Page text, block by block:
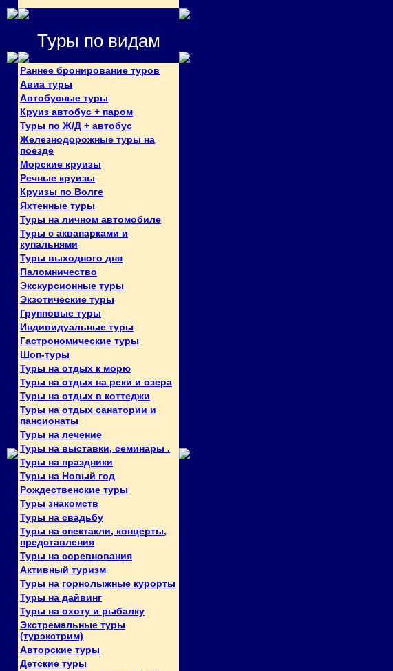
Туры по видам
Раннее бронирование туров
Авиа туры
Автобусные туры
Круиз автобус + паром
Туры по Ж/Д + автобус
Железнодорожные туры на
поезде
Морские круизы
Речные круизы
Круизы по Волге
Яхтенные туры
Туры на личном автомобиле
Туры с аквапарками и
купальнями
Туры выходного дня
Паломничество
Экскурсионные туры
Экзотические туры
Групповые туры
Индивидуальные туры
Гастрономические туры
Шоп-туры
Туры на отдых к морю
Туры на отдых на реки и озера
Туры на отдых в коттеджи
Туры на отдых санатории и
пансионаты
Туры на лечение
Туры на выставки, семинары .
Туры на праздники
Туры на Новый год
Рождественские туры
Туры знакомств
Туры на свадьбу
Туры на спектакли, концерты,
представления
Туры на соревнования
Активный туризм
Туры на горнолыжные курорты
Туры на дайвинг
Туры на охоту и рыбалку
Экстремальные туры
(турэкстрим)
Авторские туры
Детские туры